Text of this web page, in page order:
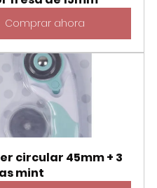
Comprar ahora
circular 45mm + 3
mint